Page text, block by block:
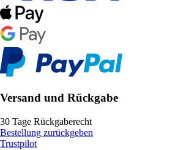
Versand und Rückgabe
30 Tage Rückgaberecht
Bestellung zurückgeben
Trustpilot